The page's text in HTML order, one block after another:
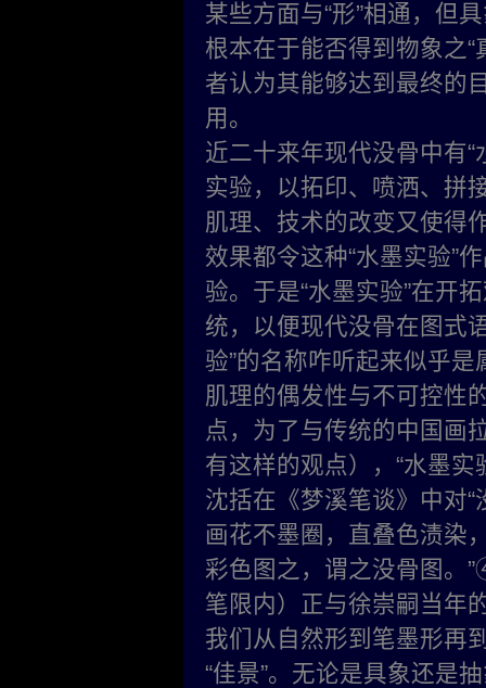
某些方面与“形”相通，但
根本在于能否得到物象之
者认为其能够达到最终的
用。
近二十来年现代没骨中有
实验，以拓印、喷洒、拼
肌理、技术的改变又使得
效果都令这种“水墨实验”
验。于是“水墨实验”在开
统，以便现代没骨在图式
验”的名称咋听起来似乎是
肌理的偶发性与不可控性
点，为了与传统的中国画
有这样的观点），“水墨实
沈括在《梦溪笔谈》中对
画花不墨圈，直叠色渍染
彩色图之，谓之没骨图。
笔限内）正与徐崇嗣当年
我们从自然形到笔墨形再
“佳景”。无论是具象还是